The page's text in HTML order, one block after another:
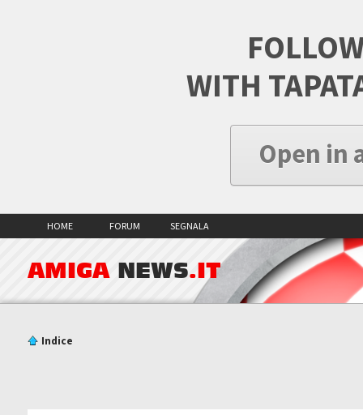
WITH
Open in
HOME FORUM SEGNALA
AMIGA NEWS.IT
Indice